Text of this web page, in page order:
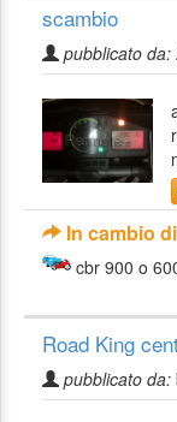
scambio
pubblicato da:
In cambio di
cbr 900 o
Road King
pubblicato da: